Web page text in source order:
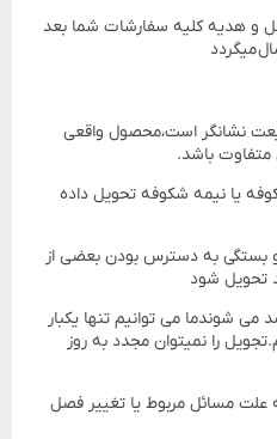
و هدیه کلیه سفارشات شما بعد
میگردد
نشانگر است،محصول واقعی
باشد.
یا نیمه شکوفه تحویل داده
بستگی به دسترس بودن بعضی از
تحویل شود
شوندما می توانیم تنها یکبار
را نمیتوان مجدد به روز
علت مسائل مربوط یا تغییر فصل